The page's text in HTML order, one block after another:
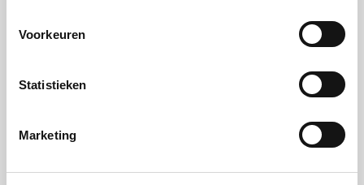
Voorkeuren
Statistieken
Marketing
Stap 4:
Maak een mooie bol ijs en leg deze ernaast met een